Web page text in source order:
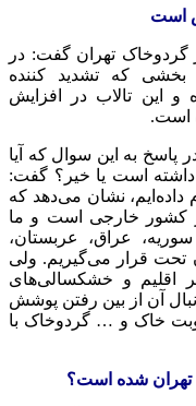
است
گردوخاک تهران گفت: در
بخشی که تشدید کننده
این تالاب در افزایش
است.
به این سوال که آیا
داشته است یا خیر؟ گفت:
نشان می‌دهد که
کشور خارجی است و ما
عراق، عربستان،
تحت قرار می‌گیریم. ولی
اقلیم و خشکسالی‌های
آن از بین رفتن پوشش
خاک و … گردوخاک با